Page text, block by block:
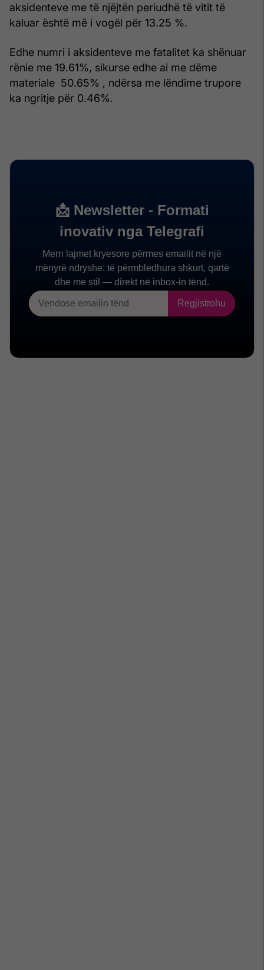
aksidenteve me të njëjtën periudhë të vitit të
kaluar është më i vogël për 13.25 %.
Edhe numri i aksidenteve me fatalitet ka shënuar
rënie me 19.61%, sikurse edhe ai me dëme
materiale 50.65% , ndërsa me lëndime trupore
ka ngritje për 0.46%.